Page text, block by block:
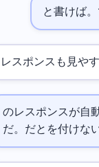
name=taro
レスポンスも見や
のレスポンスが自
だ。curlだと`| jq .`を付